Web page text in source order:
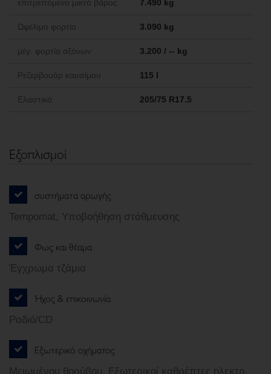
επιτρεπόμενο μικτό βάρος 7.490 kg
Ωφέλιμο φορτίο 3.090 kg
μέγ. φορτία αξόνων 3.200 / -- kg
Ρεζερβουάρ καυσίμου 115 l
Ελαστικά 205/75 R17.5
Εξοπλισμοί
συστήματα αρωγής
Tempomat, Υποβοήθηση στάθμευσης
Φως και θέαμα
Έγχρωμα τζάμια
Ήχος & επικοινωνία
Ραδιό/CD
Εξωτερικό οχήματος
Μειωμένου θορύβου, Εξωτερικοί καθρέπτες ηλεκτρ.